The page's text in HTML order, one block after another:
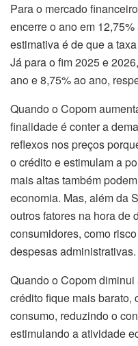
Para o mercado
encerre o ano em
estimativa é de que a
Já para o fim 2025 e
ano e 8,75% ao ano,
Quando o Copom
finalidade é conter a
reflexos nos preços
o crédito e estimulam a
mais altas também
economia. Mas, além da
outros fatores na hora de
consumidores, como
despesas administrativas.
Quando o Copom
crédito fique mais barato,
consumo, reduzindo o
estimulando a atividade